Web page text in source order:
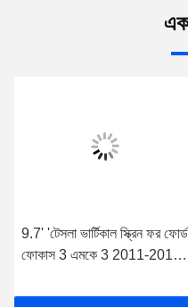
9.7' 'টেসলা ভার্টিকাল স্ক্রিন ফর ফোর্ড
ফোকাস 3 এমকে 3 2011-2017